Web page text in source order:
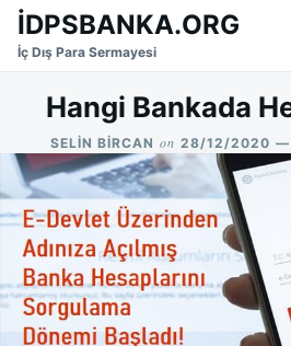
SkipSearch
for:
İDPSBANKA.ORG
İç Dış Para Sermayesi
Hangi Bankada
SELIN BIRCAN on 28/12/2020